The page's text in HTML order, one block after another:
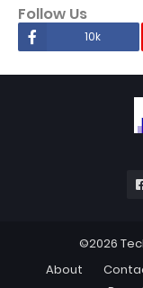
Follow Us
10k
©2026
About